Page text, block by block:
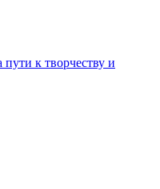
к творчеству и